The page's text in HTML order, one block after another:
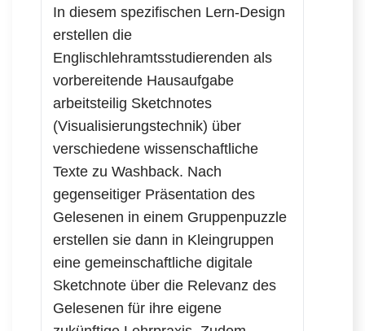
In diesem spezifischen Lern-Design
erstellen die
Englischlehramtsstudierenden als
vorbereitende Hausaufgabe
arbeitsteilig Sketchnotes
(Visualisierungstechnik) über
verschiedene wissenschaftliche
Texte zu Washback. Nach
gegenseitiger Präsentation des
Gelesenen in einem Gruppenpuzzle
erstellen sie dann in Kleingruppen
eine gemeinschaftliche digitale
Sketchnote über die Relevanz des
Gelesenen für ihre eigene